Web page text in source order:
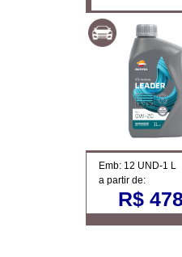
Emb: 12 UND-1 L
a partir de:
R$